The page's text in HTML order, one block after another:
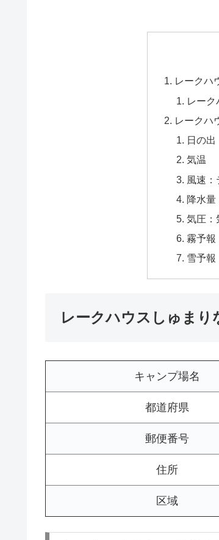
レークハ
レー
レークハ
日の出
気温
風速
降水量
気圧：
霧予報
雪予報
レークハウスしゅまり
キャンプ場名
都道府県
郵便番号
住所
区域